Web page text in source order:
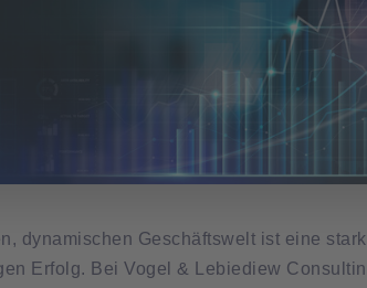
dynamischen Geschäftswelt ist eine
Erfolg. Bei Vogel & Lebiediew